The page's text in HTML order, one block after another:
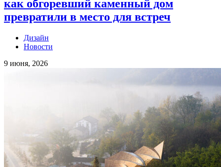
как обгоревший каменный дом
превратили в место для встреч
Дизайн
Новости
9 июня, 2026